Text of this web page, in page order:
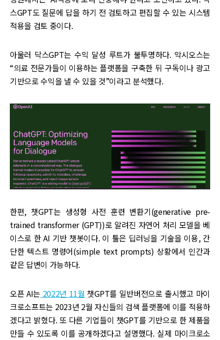
스GPT도 질문에 답을 하기 전 검토하고 편집할 수 있는 시스템
적용을 검토 중이다.
아울러 닥스GPT는 수익 달성 루트가 불투명하다. 악시오스는
“의료 전문가들이 이용하는 플랫폼을 구축한 뒤 구독이나 광고
기반으로 수익을 낼 수 있을 것”이라고 분석했다.
한편, 챗GPT는 생성형 사전 훈련 변환기(generative pre-
trained transformer (GPT))로 알려진 자연어 처리 모델을 베
이스로 한 AI 기반 챗봇이다. 이 툴은 딥러닝을 기술을 이용, 간
단한 텍스트 명령어(simple text prompts) 상황에서 인간과
같은 답변이 가능하다.
오픈 AI는 2022년 11월 챗GPT를 일반버전으로 출시했고 마이
크로소프트는 2023년 2월 자신들의 검색 플랫폼에 이를 적용하
겠다고 밝혔다. 또 다른 기업들이 챗GPT를 기반으로 한 제품을
만들 수 있도록 이를 공개하겠다고 설명했다. 실제 마이크로소